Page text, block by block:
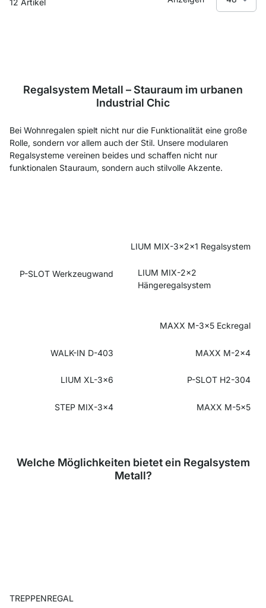
Regalsystem Metall – Stauraum im urbanen
Industrial Chic
Bei Wohnregalen spielt nicht nur die Funktionalität eine große
Rolle, sondern vor allem auch der Stil. Unsere modularen
Regalsysteme vereinen beides und schaffen nicht nur
funktionalen Stauraum, sondern auch stilvolle Akzente.
LIUM MIX-3x2x1 Regalsystem
P-SLOT Werkzeugwand
LIUM MIX-2x2
Hängeregalsystem
MAXX M-3x5 Eckregal
WALK-IN D-403 MAXX M-2x4
LIUM XL-3x6 P-SLOT H2-304
STEP MIX-3x4 MAXX M-5x5
Welche Möglichkeiten bietet ein Regalsystem
Metall?
TREPPENREGAL